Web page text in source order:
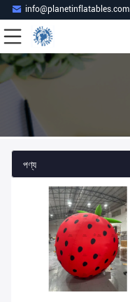
info@planetinflatables.com
পণ্য